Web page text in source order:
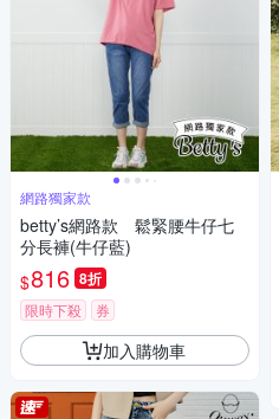
網路獨家款
betty’s網路款 鬆緊腰牛仔七
分長褲(牛仔藍)
$816 8折
限時下殺 券
加入購物車